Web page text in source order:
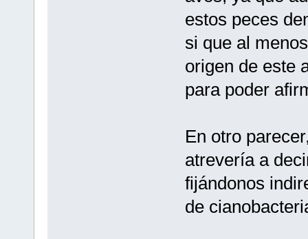
estos peces
si que al
origen de este
para poder
En otro
atrevería a
fijándonos
de